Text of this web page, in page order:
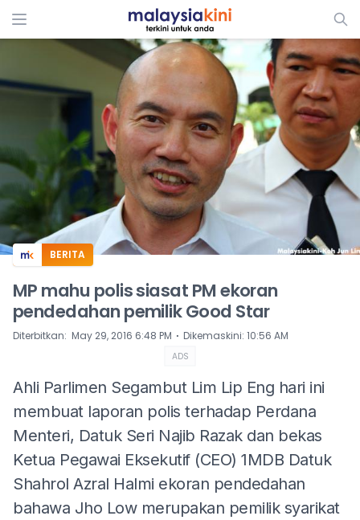
ADS
BERITA
MP mahu polis siasat PM ekoran
pendedahan pemilik Good Star
Diterbitkan: May 29, 2016 6:48 PM ⋅ Dikemaskini: 10:56 AM
ADS
Ahli Parlimen Segambut Lim Lip Eng hari ini
membuat laporan polis terhadap Perdana
Menteri, Datuk Seri Najib Razak dan bekas
Ketua Pegawai Eksekutif (CEO) 1MDB Datuk
Shahrol Azral Halmi ekoran pendedahan
bahawa Jho Low merupakan pemilik syarikat